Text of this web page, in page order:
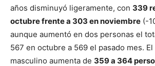
años disminuyó ligeramente, con 339
octubre frente a 303 en noviembre (-
aunque aumentó en dos personas el
567 en octubre a 569 el pasado mes.
masculino aumenta de 359 a 364